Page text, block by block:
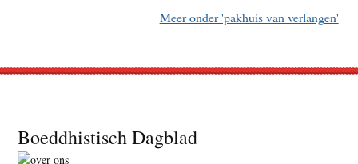
Meer onder 'pakhuis van verlangen'
Footer
Boeddhistisch Dagblad